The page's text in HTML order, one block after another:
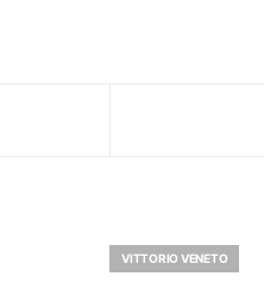
VITTORIO VENETO